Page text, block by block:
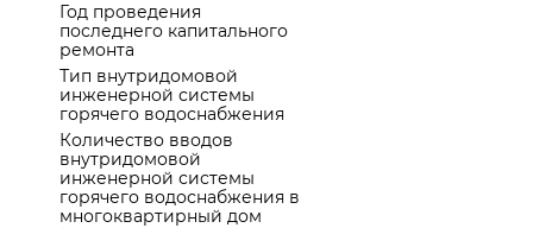
Год проведения
последнего капитального
ремонта
Тип внутридомовой
инженерной системы
горячего водоснабжения
Количество вводов
внутридомовой
инженерной системы
горячего водоснабжения в
многоквартирный дом